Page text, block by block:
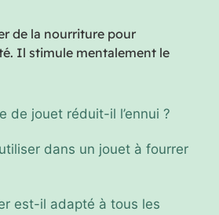
de la nourriture pour
Il stimule mentalement le
de jouet réduit-il l’ennui ?
dans un jouet à fourrer
est-il adapté à tous les